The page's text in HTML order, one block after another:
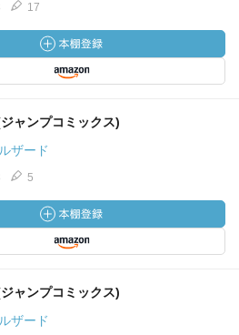
17
ャンプコミックス)
ザード
5
ャンプコミックス)
ザード